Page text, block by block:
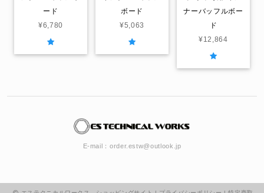
ード
¥6,780
ボード
¥5,063
ナーバッフルボー
ド
¥12,864
E-mail：order.estw@outlook.jp